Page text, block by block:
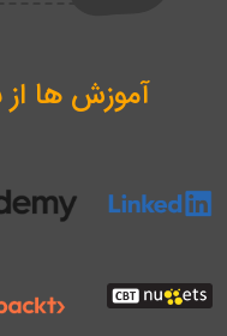
آموزش ها